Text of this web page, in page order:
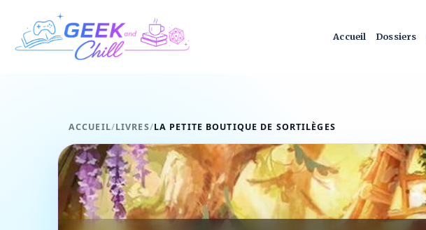
Aller au contenu
Accueil Dossiers
ACCUEIL/LIVRES/LA PETITE BOUTIQUE DE SORTILÈGES